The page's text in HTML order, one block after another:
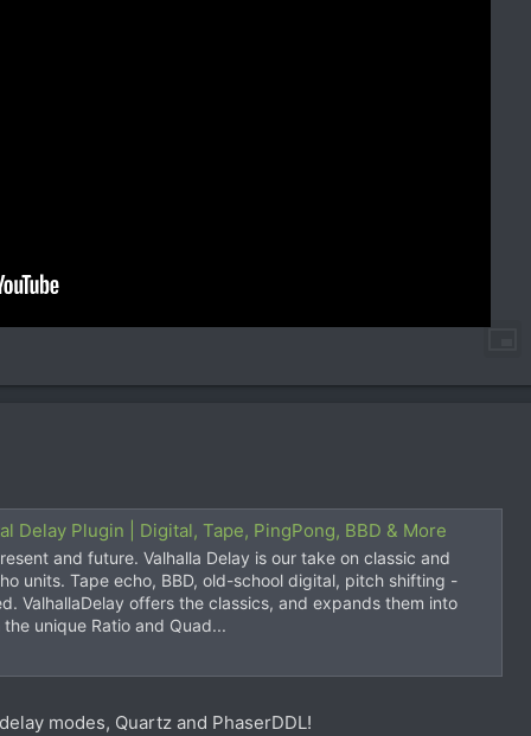
Delay Plugin | Digital, Tape, PingPong, BBD & More
and future. Valhalla Delay is our take on classic and
units. Tape echo, BBD, old-school digital, pitch shifting -
ValhallaDelay offers the classics, and expands them into
unique Ratio and Quad...
modes, Quartz and PhaserDDL!